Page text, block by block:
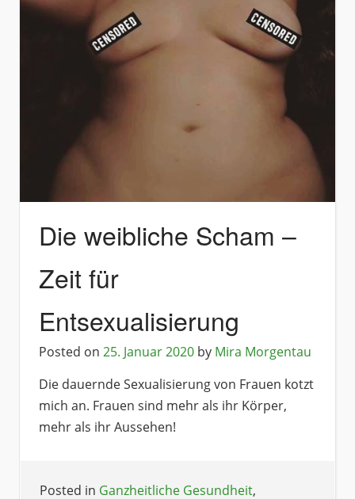
Die weibliche Scham –
Zeit für
Entsexualisierung
Posted on 25. Januar 2020 by Mira Morgentau
Die dauernde Sexualisierung von Frauen kotzt
mich an. Frauen sind mehr als ihr Körper,
mehr als ihr Aussehen!
Posted in Ganzheitliche Gesundheit,